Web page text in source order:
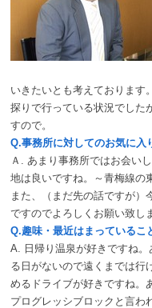
いきたいとも考えております
探りで行っている状況でした
すので。
Q.事務所に対してのお気に入
Ａ. あまり事務所ではお会い
地は良いですね。～青梅線の
また、（まだ先の話ですが）
ですのでよろしくお願い致し
Q.趣味・最近はまっているこ
A. 日帰り温泉が好きですね
る日がないので遠くまでは行
めるドライブが好きですね。
プログレッシブロックと言わ